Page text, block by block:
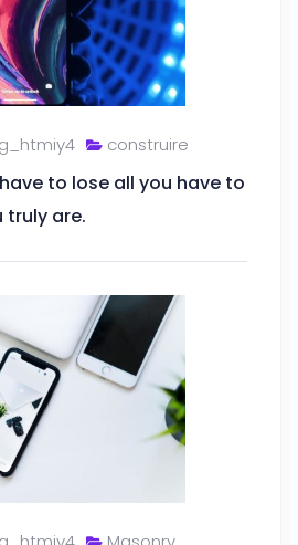
construire
to lose all you have to
truly are.